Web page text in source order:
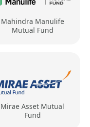
Mahindra Manulife
Mutual Fund
Mirae Asset Mutual
Fund